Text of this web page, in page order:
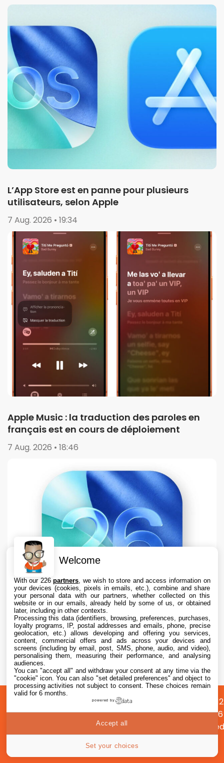
L’App Store est en panne pour plusieurs
utilisateurs, selon Apple
7 Aug. 2026 • 19:34
Apple Music : la traduction des paroles en
français est en cours de déploiement
7 Aug. 2026 • 18:46
Apple teste iOS 26.6.1 sur iPhone pour des
correctifs
7 Aug. 2026 • 16:35
propos
Préférences
cookies
Confidentialité
©
2026
|
Welcome
With our 226partners , we wish to store and access information on
your devices (cookies, pixels in emails, etc.), combine and share
your personal data with our partners, whether collected on this
website or in our emails, already held by some of us, or obtained
later, including in other contexts.
Processing this data (identifiers, browsing, preferences, purchases,
loyalty programs, IP, postal addresses and emails, phone, precise
geolocation, etc.) allows developing and offering you services,
content, commercial offers and ads across your devices and
screens (including by email, post, SMS, phone, audio, and video),
personalising them, measuring their performance, and analysing
audiences.
You can "accept all" and withdraw your consent at any time via the
"cookie" icon. You can also "set detailed preferences" and object to
processing activities not subject to consent. These choices remain
valid for 6 months.
powered by
Set your choices
Accept all